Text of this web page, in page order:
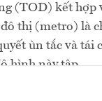
(TOD) kết hợp
thị (metro) là
ùn tắc và tái
hình này tập...